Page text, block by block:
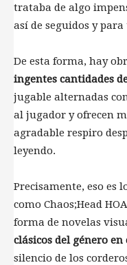
trataba de algo
así de seguidos y
De esta forma, hay
ingentes cantidades
jugable alternadas
al jugador y ofrecen
agradable respiro
leyendo.
Precisamente, eso es
como Chaos;Head
forma de novelas
clásicos del género en
silencio de los